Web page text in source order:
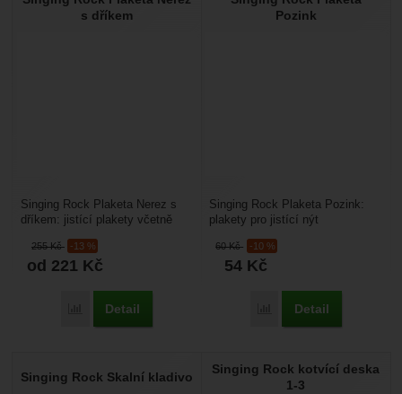
s dříkem
255Kč -13 %
od 221 Kč
Přidat 'Singing Rock Plaketa Nerez s dříkem' k porovnání
Detail
Singing Rock Plaketa Nerez s
dříkem: jistící plakety včetně
Dají se využít...
Pozink
60Kč -10 %
54 Kč
Přidat 'Singing Rock
Detail
Singing Rock Plaketa Pozink:
plakety pro jistící nýt
o průměru 10 a 12 mm....
Singing Rock Skalní kladivo
Singing Rock kotvící deska
1-3